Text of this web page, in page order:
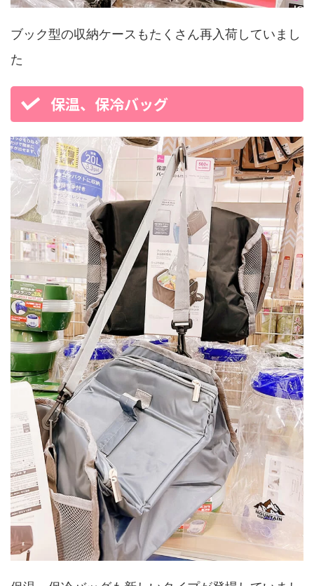
ブック型の収納ケースもたくさん再入荷していまし
た
保温、保冷バッグ